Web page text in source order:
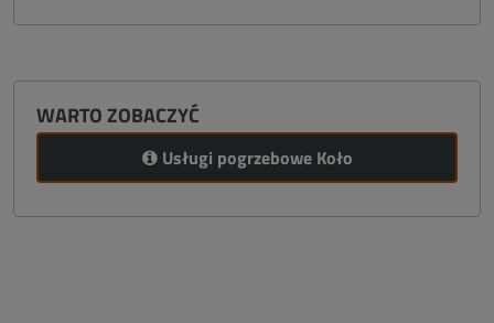
WARTO ZOBACZYĆ
Usługi pogrzebowe Koło